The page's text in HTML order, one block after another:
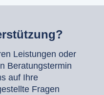
Leistungen oder
Beratungstermin
auf Ihre
Fragen